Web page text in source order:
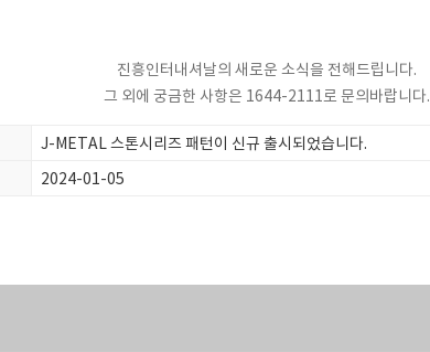
진흥인터내셔날의 새로운 소식을 전해드립니다.
그 외에 궁금한 사항은 1644-2111로 문의바랍니다.
J-METAL 스톤시리즈 패턴이 신규 출시되었습니다.
2024-01-05